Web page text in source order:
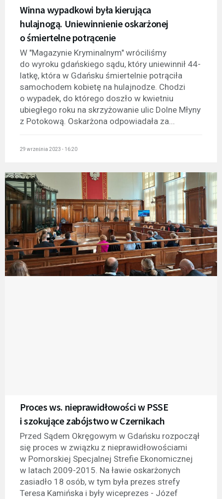
Winna wypadkowi była kierująca
hulajnogą. Uniewinnienie oskarżonej
o śmiertelne potrącenie
W "Magazynie Kryminalnym" wróciliśmy
do wyroku gdańskiego sądu, który uniewinnił 44-
latkę, która w Gdańsku śmiertelnie potrąciła
samochodem kobietę na hulajnodze. Chodzi
o wypadek, do którego doszło w kwietniu
ubiegłego roku na skrzyżowanie ulic Dolne Młyny
z Potokową. Oskarżona odpowiadała za...
29 września 2023 - 16:20
Proces ws. nieprawidłowości w PSSE
i szokujące zabójstwo w Czernikach
Przed Sądem Okręgowym w Gdańsku rozpoczął
się proces w związku z nieprawidłowościami
w Pomorskiej Specjalnej Strefie Ekonomicznej
w latach 2009-2015. Na ławie oskarżonych
zasiadło 18 osób, w tym była prezes strefy
Teresa Kamińska i były wiceprezes - Józef